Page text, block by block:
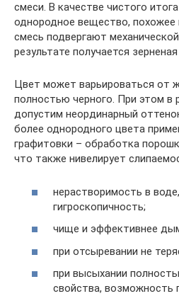
смеси. В качестве чистого
однородное вещество, похожее
смесь подвергают
результате получается
Цвет может варьироваться от
полностью черного. При этом в
допустим неординарный
более однородного цвета
графитовки – обработка
что также нивелирует
нерастворимость в
гигроскопичность;
чище и эффективнее
при отсыревании не
при высыхании
свойства, возможность